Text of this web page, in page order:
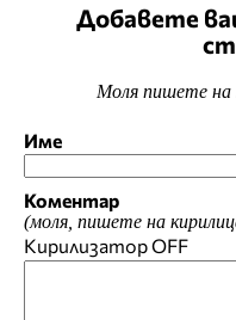
Добавете
Моля пишете на
Име
Коментар
(моля, пишете на
КирилизаторOFF